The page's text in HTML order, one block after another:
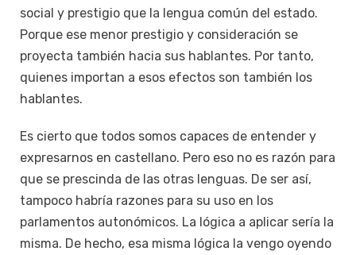
social y prestigio que la lengua común del estado.
Porque ese menor prestigio y consideración se
proyecta también hacia sus hablantes. Por tanto,
quienes importan a esos efectos son también los
hablantes.
Es cierto que todos somos capaces de entender y
expresarnos en castellano. Pero eso no es razón para
que se prescinda de las otras lenguas. De ser así,
tampoco habría razones para su uso en los
parlamentos autonómicos. La lógica a aplicar sería la
misma. De hecho, esa misma lógica la vengo oyendo